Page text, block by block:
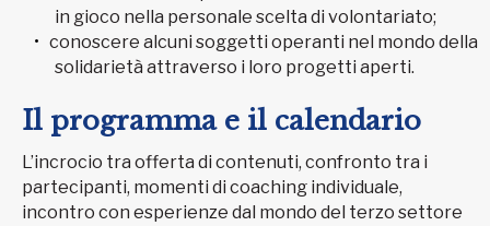
in gioco nella personale scelta di volontariato;
conoscere alcuni soggetti operanti nel mondo della
solidarietà attraverso i loro progetti aperti.
Il programma e il calendario
L’incrocio tra offerta di contenuti, confronto tra i
partecipanti, momenti di coaching individuale,
incontro con esperienze dal mondo del terzo settore